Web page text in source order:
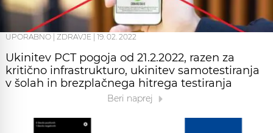
UPORABNO ZDRAVJE 19. 02. 2022
Ukinitev PCT pogoja od 21.2.2022, razen za
kritično infrastrukturo, ukinitev samotestiranja
v šolah in brezplačnega hitrega testiranja
Beri naprej